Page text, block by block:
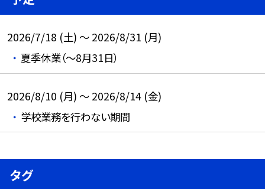
2026/7/18 (土) ～ 2026/8/31 (月)
夏季休業（～8月31日）
2026/8/10 (月) ～ 2026/8/14 (金)
学校業務を行わない期間
タグ